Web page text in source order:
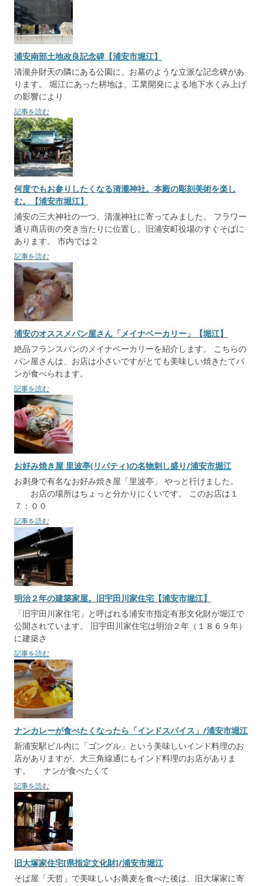
浦安南部土地改良記念碑【浦安市堀江】
清瀧弁財天の隣にある公園に、お墓のような立派な記念碑があ
ります。 堀江にあった耕地は、工業開発による地下水くみ上げ
の影響により
記事を読む
何度でもお参りしたくなる清瀧神社。本殿の彫刻美術を楽し
む。【浦安市堀江】
浦安の三大神社の一つ、清瀧神社に寄ってみました。 フラワー
通り商店街の突き当たりに位置し、旧浦安町役場のすぐそばに
あります。 市内では２
記事を読む
浦安のオススメパン屋さん「メイナベーカリー」【堀江】
絶品フランスパンのメイナベーカリーを紹介します。 こちらの
パン屋さんは、お店は小さいですがとても美味しい焼きたてパ
ンが食べられます。
記事を読む
お好み焼き屋 里波亭(リバティ)の名物刺し盛り/浦安市堀江
お刺身で有名なお好み焼き屋「里波亭」 やっと行けました。
お店の場所はちょっと分かりにくいです。 このお店は１
７：００
記事を読む
明治２年の建築家屋。旧宇田川家住宅【浦安市堀江】
「旧宇田川家住宅」と呼ばれる浦安市指定有形文化財が堀江で
公開されています。 旧宇田川家住宅は明治２年（１８６９年）
に建築さ
記事を読む
ナンカレーが食べたくなったら「インドスパイス」/浦安市堀江
新浦安駅ビル内に「ゴングル」という美味しいインド料理のお
店がありますが、大三角線通にもインド料理のお店がありま
す。 ナンが食べたくて
記事を読む
旧大塚家住宅[県指定文化財]/浦安市堀江
そば屋「天哲」で美味しいお蕎麦を食べた後は、旧大塚家に寄